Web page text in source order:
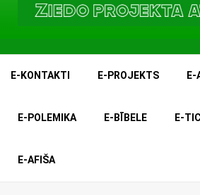
E-KONTAKTI E-PROJEKTS E-
E-POLEMIKA E-BĪBELE E-
E-AFIŠA